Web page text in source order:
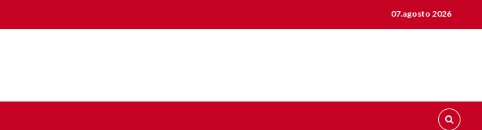
07.agosto 2026